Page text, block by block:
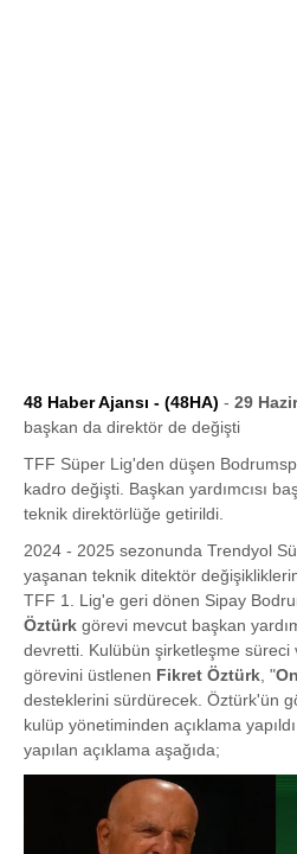
48 Haber Ajansı - (48HA) - 29
başkan da direktör de değişti
TFF Süper Lig'den düşen
kadro değişti. Başkan yardımcısı
teknik direktörlüğe getirildi.
2024 - 2025 sezonunda Trendyol
yaşanan teknik ditektör
TFF 1. Lig'e geri dönen Sipay
Öztürk görevi mevcut başkan
devretti. Kulübün şirketleşme süreci
görevini üstlenen Fikret Öztürk, "
desteklerini sürdürecek. Öztürk'ün
kulüp yönetiminden açıklama
yapılan açıklama aşağıda;